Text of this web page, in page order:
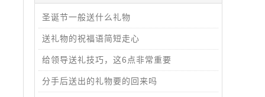
圣诞节一般送什么礼物
送礼物的祝福语简短走心
给领导送礼技巧，这6点非常重要
分手后送出的礼物要的回来吗